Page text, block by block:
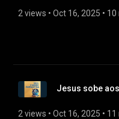
2 views • Oct 16, 2025 • 10
Jesus sobe
2 views • Oct 16, 2025 • 11